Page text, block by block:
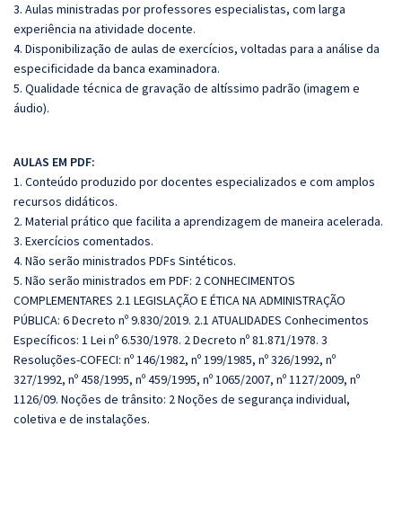
3. Aulas ministradas por professores especialistas, com larga
experiência na atividade docente.
4. Disponibilização de aulas de exercícios, voltadas para a análise da
especificidade da banca examinadora.
5. Qualidade técnica de gravação de altíssimo padrão (imagem e
áudio).
AULAS EM PDF:
1. Conteúdo produzido por docentes especializados e com amplos
recursos didáticos.
2. Material prático que facilita a aprendizagem de maneira acelerada.
3. Exercícios comentados.
4. Não serão ministrados PDFs Sintéticos.
5. Não serão ministrados em PDF: 2 CONHECIMENTOS
COMPLEMENTARES 2.1 LEGISLAÇÃO E ÉTICA NA ADMINISTRAÇÃO
PÚBLICA: 6 Decreto nº 9.830/2019. 2.1 ATUALIDADES Conhecimentos
Específicos: 1 Lei nº 6.530/1978. 2 Decreto nº 81.871/1978. 3
Resoluções-COFECI: nº 146/1982, nº 199/1985, nº 326/1992, nº
327/1992, nº 458/1995, nº 459/1995, nº 1065/2007, nº 1127/2009, nº
1126/09. Noções de trânsito: 2 Noções de segurança individual,
coletiva e de instalações.